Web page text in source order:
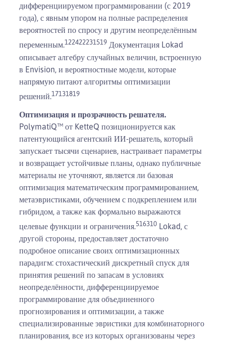
дифференциируемом программировании (с 2019
года), с явным упором на полные распределения
вероятностей по спросу и другим неопределённым
переменным.122422231519 Документация Lokad
описывает алгебру случайных величин, встроенную
в Envision, и вероятностные модели, которые
напрямую питают алгоритмы оптимизации
решений.17131819
Оптимизация и прозрачность решателя.
PolymatiQ™ от KetteQ позиционируется как
патентующийся агентский ИИ-решатель, который
запускает тысячи сценариев, настраивает параметры
и возвращает устойчивые планы, однако публичные
материалы не уточняют, является ли базовая
оптимизация математическим программированием,
метаэвристиками, обучением с подкреплением или
гибридом, а также как формально выражаются
целевые функции и ограничения.516310 Lokad, с
другой стороны, предоставляет достаточно
подробное описание своих оптимизационных
парадигм: стохастический дискретный спуск для
принятия решений по запасам в условиях
неопределённости, дифференциируемое
программирование для объединенного
прогнозирования и оптимизации, а также
специализированные эвристики для комбинаторного
планирования, все из которых организованы через